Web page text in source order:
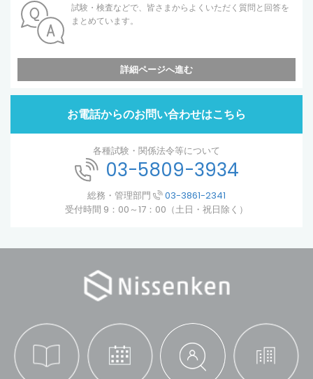
試験・検査などで、皆さまからよくいただく質問と回答を
まとめています。
詳細ページへ進む
お電話からのお問い合わせはこちら
各種試験・関係法令等について
03-5809-3934
総務・管理部門
03-3861-2341
受付時間 9：00～17：00（土日・祝日除く）